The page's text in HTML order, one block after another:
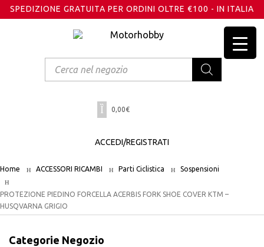
SPEDIZIONE GRATUITA PER ORDINI OLTRE €100 - IN ITALIA
search
0,00€
ACCEDI/REGISTRATI
Home ACCESSORI RICAMBI Parti Ciclistica Sospensioni
PROTEZIONE PIEDINO FORCELLA ACERBIS FORK SHOE COVER KTM –
HUSQVARNA GRIGIO
Categorie Negozio